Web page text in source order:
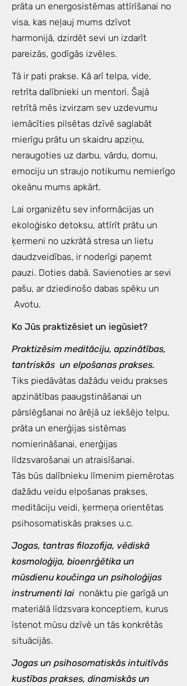
prāta un energosistēmas attīrīšanai no
visa, kas neļauj mums dzīvot
harmonijā, dzirdēt sevi un izdarīt
pareizās, godīgās izvēles.
Tā ir pati prakse. Kā arī telpa, vide,
retrīta dalībnieki un mentori. Šajā
retrītā mēs izvirzam sev uzdevumu
iemācīties pilsētas dzīvē saglabāt
mierīgu prātu un skaidru apziņu,
neraugoties uz darbu, vārdu, domu,
emociju un straujo notikumu nemierīgo
okeānu mums apkārt.
Lai organizētu sev informācijas un
ekoloģisko detoksu, attīrīt prātu un
ķermeni no uzkrātā stresa un lietu
daudzveidības, ir noderīgi paņemt
pauzi. Doties dabā. Savienoties ar sevi
pašu, ar dziedinošo dabas spēku un
Avotu.
Ko Jūs praktizēsiet un iegūsiet?
Praktizēsim meditāciju, apzinātības,
tantriskās un elpošanas prakses.
Tiks piedāvātas dažādu veidu prakses
apzinātības paaugstināšanai un
pārslēgšanai no ārējā uz iekšējo telpu,
prāta un enerģijas sistēmas
nomierināšanai, enerģijas
līdzsvarošanai un atraisīšanai.
Tās būs dalībnieku līmenim piemērotas
dažādu veidu elpošanas prakses,
meditāciju veidi, ķermeņa orientētas
psihosomatiskās prakses u.c.
Jogas, tantras filozofija, vēdiskā
kosmoloģija, bioenrģētika un
mūsdienu koučinga un psiholoģijas
instrumenti lai nonāktu pie garīgā un
materiālā līdzsvara konceptiem, kurus
īstenot mūsu dzīvē un tās konkrētās
situācijās.
Jogas un psihosomatiskās intuitīvās
kustības prakses, dinamiskās un